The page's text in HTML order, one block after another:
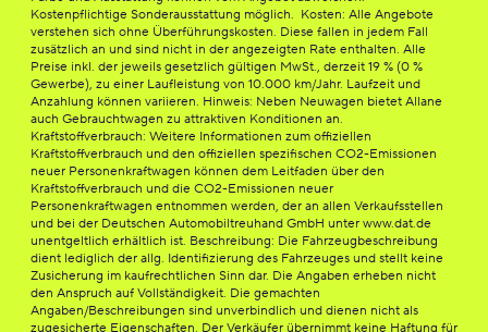
Kostenpflichtige Sonderausstattung möglich. Kosten: Alle Angebote
verstehen sich ohne Überführungskosten. Diese fallen in jedem Fall
zusätzlich an und sind nicht in der angezeigten Rate enthalten. Alle
Preise inkl. der jeweils gesetzlich gültigen MwSt., derzeit 19 % (0 %
Gewerbe), zu einer Laufleistung von 10.000 km/Jahr. Laufzeit und
Anzahlung können variieren. Hinweis: Neben Neuwagen bietet Allane
auch Gebrauchtwagen zu attraktiven Konditionen an.
Kraftstoffverbrauch: Weitere Informationen zum offiziellen
Kraftstoffverbrauch und den offiziellen spezifischen CO2-Emissionen
neuer Personenkraftwagen können dem Leitfaden über den
Kraftstoffverbrauch und die CO2-Emissionen neuer
Personenkraftwagen entnommen werden, der an allen Verkaufsstellen
und bei der Deutschen Automobiltreuhand GmbH unter www.dat.de
unentgeltlich erhältlich ist. Beschreibung: Die Fahrzeugbeschreibung
dient lediglich der allg. Identifizierung des Fahrzeuges und stellt keine
Zusicherung im kaufrechtlichen Sinn dar. Die Angaben erheben nicht
den Anspruch auf Vollständigkeit. Die gemachten
Angaben/Beschreibungen sind unverbindlich und dienen nicht als
zugesicherte Eigenschaften. Der Verkäufer übernimmt keine Haftung für